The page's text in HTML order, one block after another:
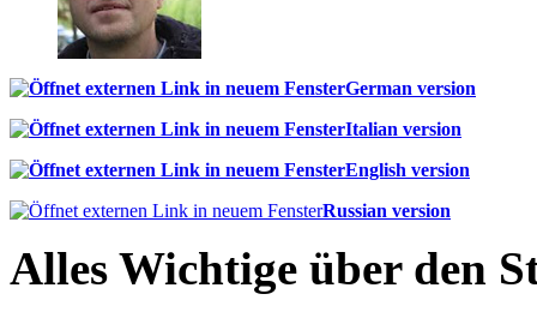
German version
Italian version
English version
Russian version
Alles Wichtige über den